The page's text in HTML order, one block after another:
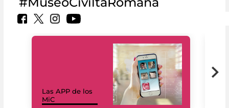
Las APP de los
MiC